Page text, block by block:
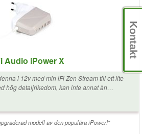
Audio iPower X
i 12v med min iFi Zen Stream till ett lite
hög detaljrikedom, kan inte annat än
men hör inte ett endaste missljud, allt låter
bara ljuset inte fanns där, onödigt, lite tejp
modell av den populära iPower!"
Kontakt